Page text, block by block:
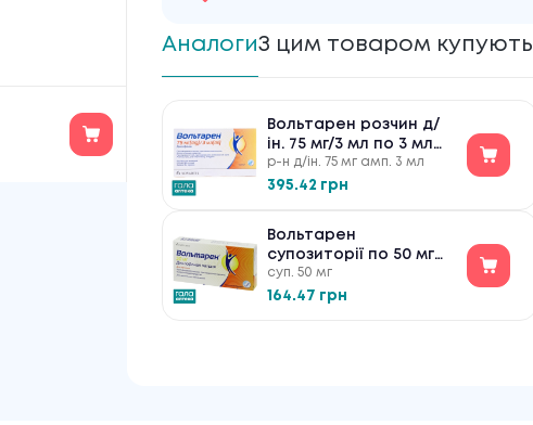
АналогиЗ цим товаром купують
Вольтарен розчин д/
ін. 75 мг/3 мл по 3 мл
№5 в амп.
р-н д/ін. 75 мг амп. 3 мл
395.42 грн
Вольтарен
супозиторії по 50 мг
№10
суп. 50 мг
164.47 грн